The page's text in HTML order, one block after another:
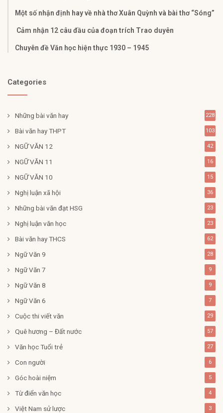
Một số nhận định hay về nhà thơ Xuân Quỳnh và bài thơ “Sóng”
Cảm nhận 12 câu đầu của đoạn trích Trao duyên
Chuyên đề Văn học hiện thực 1930 – 1945
Categories
Những bài văn hay 228
Bài văn hay THPT 103
NGỮ VĂN 12 42
NGỮ VĂN 11 16
NGỮ VĂN 10 15
Nghị luận xã hội 36
Những bài văn đạt HSG 23
Nghị luận văn học 23
Bài văn hay THCS 62
Ngữ Văn 9 28
Ngữ Văn 7 9
Ngữ Văn 8 9
Ngữ Văn 6 7
Cuộc thi viết văn 29
Quê hương – Đất nước 57
Văn học Tuổi trẻ 27
Con người 6
Góc hoài niệm 5
Từ điển văn học 4
Việt Nam sử lược 3